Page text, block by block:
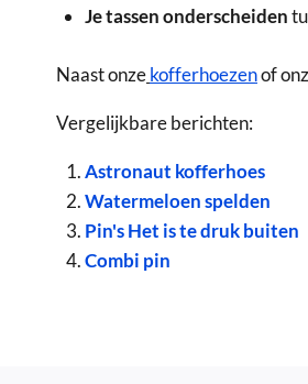
Je tassen onderscheiden
Naast onzekofferhoezenof
Vergelijkbare berichten:
Astronaut kofferhoes
Watermeloen spelden
Pin's Het is te druk buiten
Combi pin